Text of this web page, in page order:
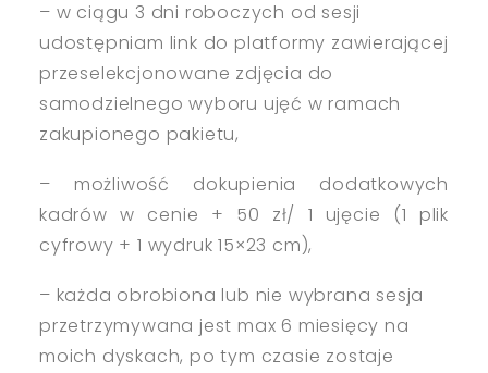
– w ciągu 3 dni roboczych od sesji
udostępniam link do platformy zawierającej
przeselekcjonowane zdjęcia do
samodzielnego wyboru ujęć w ramach
zakupionego pakietu,
– możliwość dokupienia dodatkowych
kadrów w cenie + 50 zł/ 1 ujęcie (1 plik
cyfrowy + 1 wydruk 15×23 cm),
– każda obrobiona lub nie wybrana sesja
przetrzymywana jest max 6 miesięcy na
moich dyskach, po tym czasie zostaje